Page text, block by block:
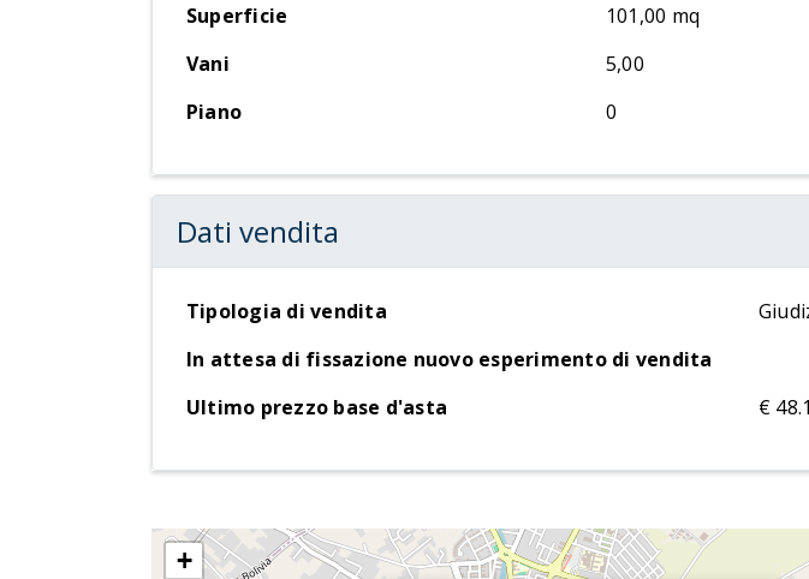
Superficie
101,00 mq
Vani
5,00
Piano
0
Dati vendita
Tipologia di vendita
In attesa di fissazione nuovo esperimento di vendita
Ultimo prezzo base d'asta
€
+